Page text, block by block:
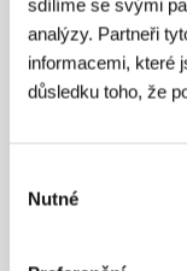
sdílíme se svými
analýzy. Partneři
informacemi, které
důsledku toho, že
souhlasu
Nutné
Philippe Lesage
European